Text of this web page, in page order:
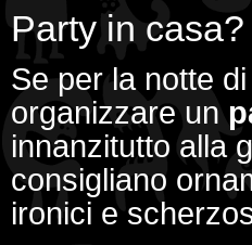
Party in
Se per la notte
organizzare un
innanzitutto alla
consigliano
ironici e